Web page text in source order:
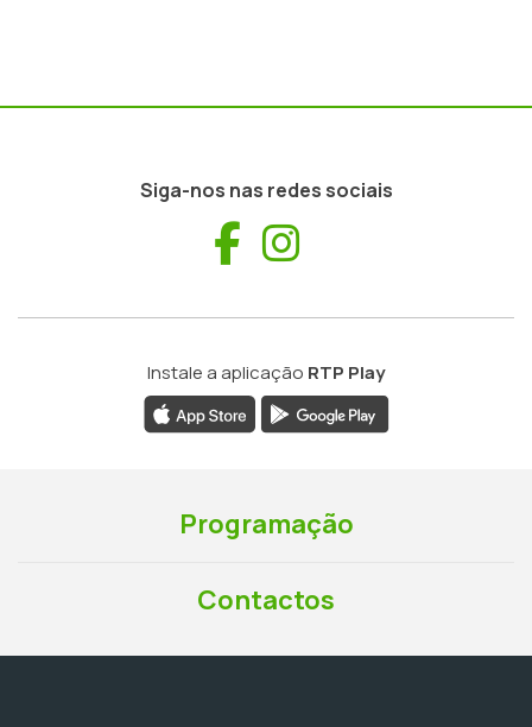
Siga-nos nas redes sociais
Facebook
Instale a aplicação RTP Play
Programação
Contactos